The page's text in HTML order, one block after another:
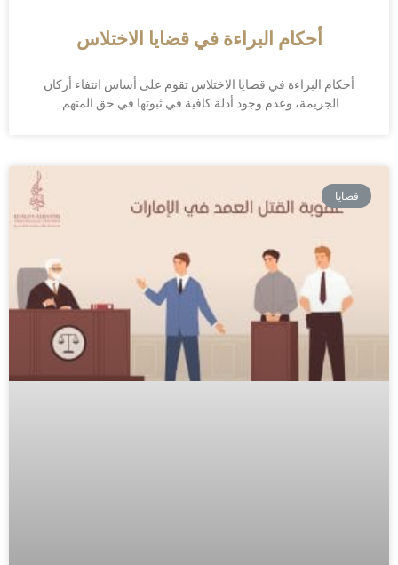
أحكام البراءة في قضايا الاختلاس
أحكام البراءة في قضايا الاختلاس تقوم على أساس انتفاء أركان
الجريمة، وعدم وجود أدلة كافية في ثبوتها في حق المتهم.
قضايا